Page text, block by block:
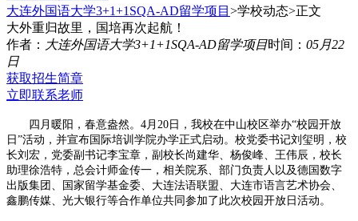
大连外国语大学3+1+1SQA-AD留学项目 >学校动态>正文
大外重归故里，国培再次起航！
作者： 大连外国语大学3+1+1SQA-AD留学项目时间： 05月22
日
获取招生简章
立即联系老师
四月暖阳，春意盎然。4月20日，我校在中山校区举办“校园开放
日”活动，并宣布国际培训学院办学正式启动。校党委书记刘玺明，校
长刘宏，党委副书记李宝章，副校长尚建华、杨俊峰、王伟辰，校长
助理徐浩特，总会计师金传一，相关院系、部门负责人以及德国数字
出版集团、国家留学基金委、大连法语联盟、大连市语言艺术协会、
鑫鹏传媒、光大银行等合作单位共同参加了此次校园开放日活动。